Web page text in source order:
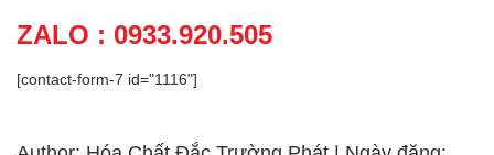
ZALO : 0933.920.505
[contact-form-7 id="1116"]